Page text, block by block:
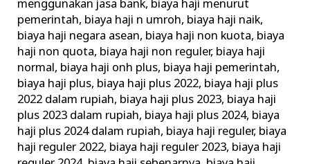
menggunakan jasa bank, biaya haji menurut
pemerintah, biaya haji n umroh, biaya haji naik,
biaya haji negara asean, biaya haji non kuota, biaya
haji non quota, biaya haji non reguler, biaya haji
normal, biaya haji onh plus, biaya haji pemerintah,
biaya haji plus, biaya haji plus 2022, biaya haji plus
2022 dalam rupiah, biaya haji plus 2023, biaya haji
plus 2023 dalam rupiah, biaya haji plus 2024, biaya
haji plus 2024 dalam rupiah, biaya haji reguler, biaya
haji reguler 2022, biaya haji reguler 2023, biaya haji